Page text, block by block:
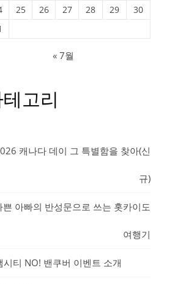
25 26 27 28 29
30
« 7월
테고리
캐나다 데이 그 특별함을 찾아(신
규)
쁜 아빠의 반성문으로 쓰는 홋카이도
여행기
시티 NO! 밴쿠버 이벤트 소개